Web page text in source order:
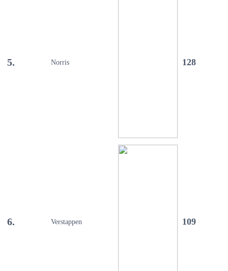
5. Norris 128
6. Verstappen 109